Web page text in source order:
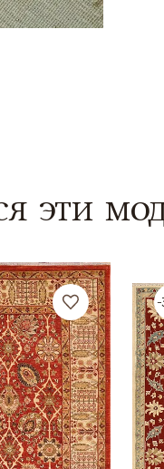
эти
-